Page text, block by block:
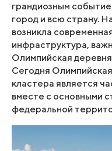
грандиозным
город и всю страну.
возникла
инфраструктура,
Олимпийская
Сегодня
кластера является
вместе с основными
федеральной